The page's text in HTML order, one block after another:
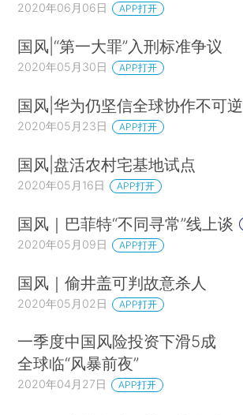
2020年06月06日 APP打开
国风|“第一大罪”入刑标准争议
2020年05月30日 APP打开
国风|华为仍坚信全球协作不可逆
2020年05月23日 APP打开
国风|盘活农村宅基地试点
2020年05月16日 APP打开
国风｜巴菲特“不同寻常”线上谈
2020年05月09日 APP打开
国风｜偷井盖可判故意杀人
2020年05月02日 APP打开
一季度中国风险投资下滑5成
全球临“风暴前夜”
2020年04月27日 APP打开